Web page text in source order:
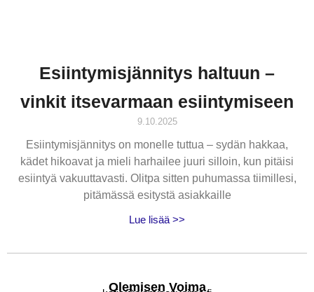
Esiintymisjännitys haltuun –
vinkit itsevarmaan esiintymiseen
9.10.2025
Esiintymisjännitys on monelle tuttua – sydän hakkaa,
kädet hikoavat ja mieli harhailee juuri silloin, kun pitäisi
esiintyä vakuuttavasti. Olitpa sitten puhumassa tiimillesi,
pitämässä esitystä asiakkaille
Lue lisää >>
Olemisen Voima